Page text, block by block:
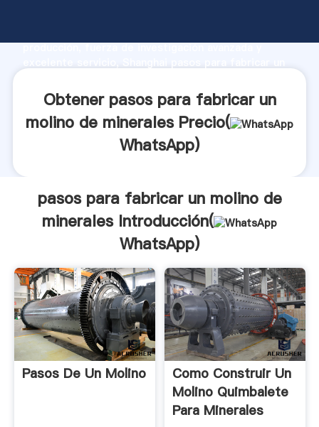
producción, fuerza de investigación avanzada y
valores a todos los clientes.
Obtener pasos para fabricar un
molino de minerales Precio(
WhatsApp)
pasos para fabricar un molino de
minerales Introducción(
WhatsApp)
Pasos De Un Molino
Como Construir Un
Molino Quimbalete
Para Minerales